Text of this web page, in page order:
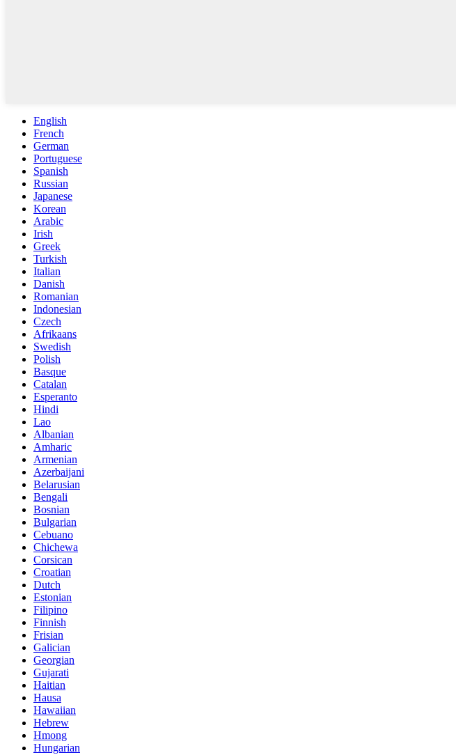
English
French
German
Portuguese
Spanish
Russian
Japanese
Korean
Arabic
Irish
Greek
Turkish
Italian
Danish
Romanian
Indonesian
Czech
Afrikaans
Swedish
Polish
Basque
Catalan
Esperanto
Hindi
Lao
Albanian
Amharic
Armenian
Azerbaijani
Belarusian
Bengali
Bosnian
Bulgarian
Cebuano
Chichewa
Corsican
Croatian
Dutch
Estonian
Filipino
Finnish
Frisian
Galician
Georgian
Gujarati
Haitian
Hausa
Hawaiian
Hebrew
Hmong
Hungarian